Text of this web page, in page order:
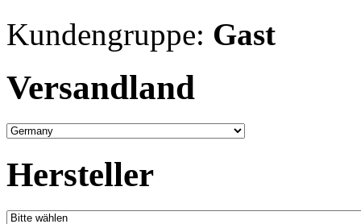
Kundengruppe: Gast
Versandland
Hersteller